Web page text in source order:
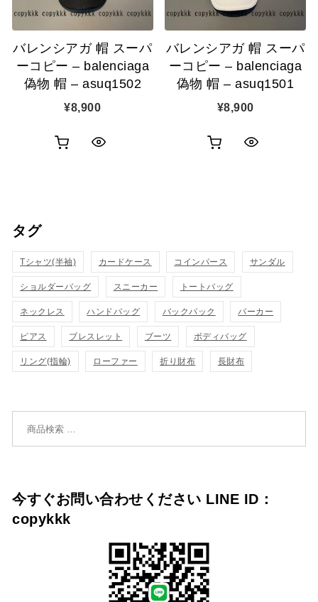
バレンシアガ 帽 スーパ
ーコピー – balenciaga
偽物 帽 – asuq1502
¥8,900
バレンシアガ 帽 スーパ
ーコピー – balenciaga
偽物 帽 – asuq1501
¥8,900
タグ
Tシャツ(半袖) カードケース コインパース サンダル
ショルダーバッグ スニーカー トートバッグ
ネックレス ハンドバッグ バックパック パーカー
ピアス ブレスレット ブーツ ボディバッグ
リング(指輪) ローファー 折り財布 長財布
今すぐお問い合わせください LINE ID：
copykkk